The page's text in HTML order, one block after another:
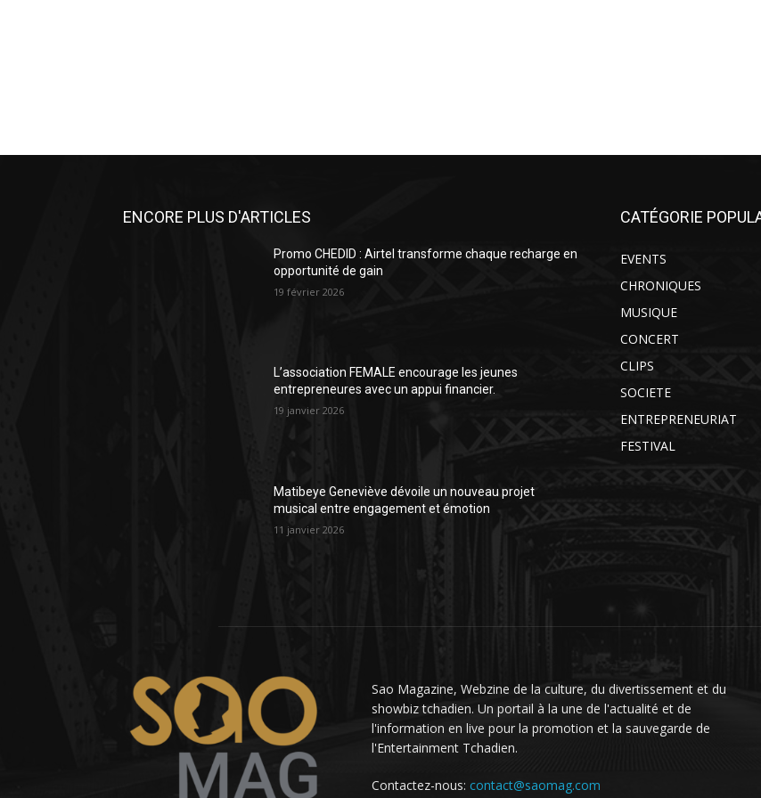
ENCORE PLUS D'ARTICLES
Promo CHEDID : Airtel transforme chaque recharge en
opportunité de gain
19 février 2026
L’association FEMALE encourage les jeunes
entrepreneures avec un appui financier.
19 janvier 2026
Matibeye Geneviève dévoile un nouveau projet
musical entre engagement et émotion
11 janvier 2026
CATÉGORIE
EVENTS
CHRONIQUES
MUSIQUE
CONCERT
CLIPS
SOCIETE
ENTREPRENEURIAT
FESTIVAL
Sao Magazine, Webzine de la culture, du divertissement et du
showbiz tchadien. Un portail à la une de l'actualité et de
l'information en live pour la promotion et la sauvegarde de
l'Entertainment Tchadien.
Contactez-nous: contact@saomag.com